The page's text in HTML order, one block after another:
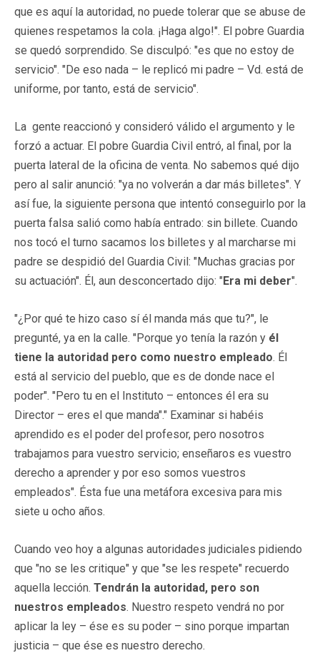
que es aquí la autoridad, no puede tolerar que se abuse de
quienes respetamos la cola. ¡Haga algo!". El pobre Guardia
se quedó sorprendido. Se disculpó: "es que no estoy de
servicio". "De eso nada – le replicó mi padre – Vd. está de
uniforme, por tanto, está de servicio".
La gente reaccionó y consideró válido el argumento y le
forzó a actuar. El pobre Guardia Civil entró, al final, por la
puerta lateral de la oficina de venta. No sabemos qué dijo
pero al salir anunció: "ya no volverán a dar más billetes". Y
así fue, la siguiente persona que intentó conseguirlo por la
puerta falsa salió como había entrado: sin billete. Cuando
nos tocó el turno sacamos los billetes y al marcharse mi
padre se despidió del Guardia Civil: "Muchas gracias por
su actuación". Él, aun desconcertado dijo: "Era mi deber".
"¿Por qué te hizo caso sí él manda más que tu?", le
pregunté, ya en la calle. "Porque yo tenía la razón y él
tiene la autoridad pero como nuestro empleado. Él
está al servicio del pueblo, que es de donde nace el
poder". "Pero tu en el Instituto – entonces él era su
Director – eres el que manda"." Examinar si habéis
aprendido es el poder del profesor, pero nosotros
trabajamos para vuestro servicio; enseñaros es vuestro
derecho a aprender y por eso somos vuestros
empleados". Ésta fue una metáfora excesiva para mis
siete u ocho años.
Cuando veo hoy a algunas autoridades judiciales pidiendo
que "no se les critique" y que "se les respete" recuerdo
aquella lección. Tendrán la autoridad, pero son
nuestros empleados. Nuestro respeto vendrá no por
aplicar la ley – ése es su poder – sino porque impartan
justicia – que ése es nuestro derecho.